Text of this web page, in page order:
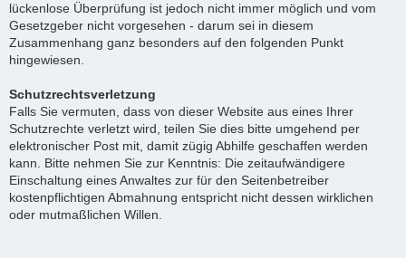
lückenlose Überprüfung ist jedoch nicht immer möglich und vom
Gesetzgeber nicht vorgesehen - darum sei in diesem
Zusammenhang ganz besonders auf den folgenden Punkt
hingewiesen.
Schutzrechtsverletzung
Falls Sie vermuten, dass von dieser Website aus eines Ihrer
Schutzrechte verletzt wird, teilen Sie dies bitte umgehend per
elektronischer Post mit, damit zügig Abhilfe geschaffen werden
kann. Bitte nehmen Sie zur Kenntnis: Die zeitaufwändigere
Einschaltung eines Anwaltes zur für den Seitenbetreiber
kostenpflichtigen Abmahnung entspricht nicht dessen wirklichen
oder mutmaßlichen Willen.